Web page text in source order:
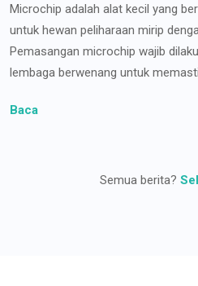
Microchip adalah alat kecil yang
untuk hewan peliharaan mirip
Pemasangan microchip wajib
lembaga berwenang untuk
Baca
Semua berita?